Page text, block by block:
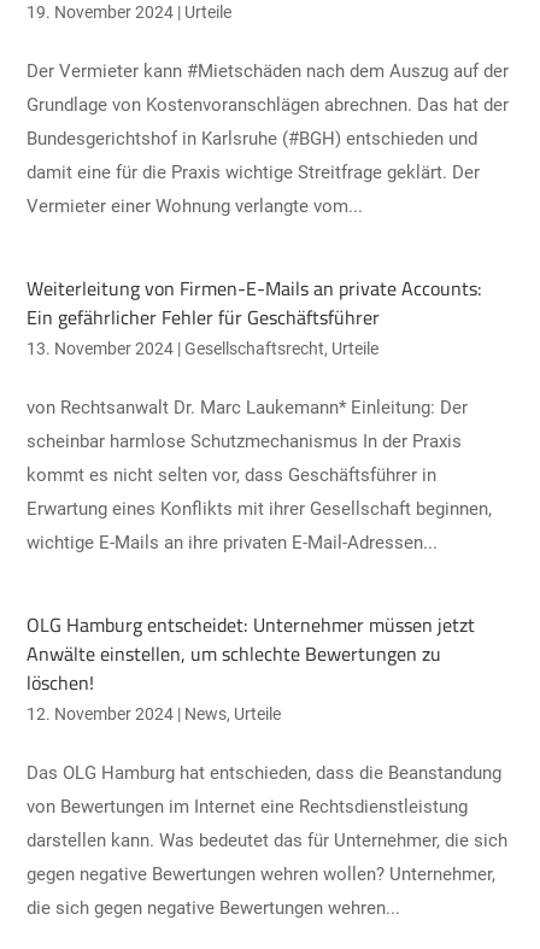
19. November 2024 | Urteile
Der Vermieter kann #Mietschäden nach dem Auszug auf der
Grundlage von Kostenvoranschlägen abrechnen. Das hat der
Bundesgerichtshof in Karlsruhe (#BGH) entschieden und
damit eine für die Praxis wichtige Streitfrage geklärt. Der
Vermieter einer Wohnung verlangte vom...
Weiterleitung von Firmen-E-Mails an private Accounts:
Ein gefährlicher Fehler für Geschäftsführer
13. November 2024 |Gesellschaftsrecht, Urteile
von Rechtsanwalt Dr. Marc Laukemann* Einleitung: Der
scheinbar harmlose Schutzmechanismus In der Praxis
kommt es nicht selten vor, dass Geschäftsführer in
Erwartung eines Konflikts mit ihrer Gesellschaft beginnen,
wichtige E-Mails an ihre privaten E-Mail-Adressen...
OLG Hamburg entscheidet: Unternehmer müssen jetzt
Anwälte einstellen, um schlechte Bewertungen zu
löschen!
12. November 2024 | News, Urteile
Das OLG Hamburg hat entschieden, dass die Beanstandung
von Bewertungen im Internet eine Rechtsdienstleistung
darstellen kann. Was bedeutet das für Unternehmer, die sich
gegen negative Bewertungen wehren wollen? Unternehmer,
die sich gegen negative Bewertungen wehren...